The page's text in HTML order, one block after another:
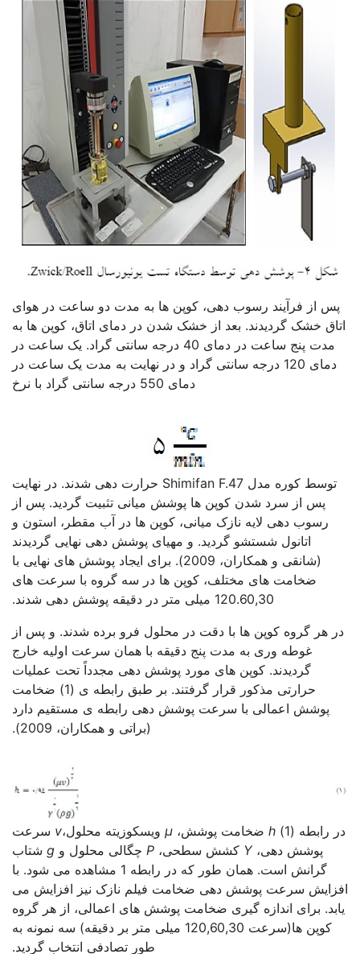
پس از فرآیند رسوب دهی، کوپن ها به مدت دو ساعت در هوای
اتاق خشک گردیدند. بعد از خشک شدن در دمای اتاق، کوپن ها به
مدت پنج ساعت در دمای 40 درجه سانتی گراد. یک ساعت در
دمای 120 درجه سانتی گراد و در نهایت به مدت یک ساعت در
دمای 550 درجه سانتی گراد با نرخ
توسط کوره مدل Shimifan F.47 حرارت دهی شدند. در نهایت
پس از سرد شدن کوپن ها پوشش میانی تثبیت گردید. پس از
رسوب دهی لایه نازک میانی، کوپن ها در آب مقطر، استون و
اتانول شستشو گردید. و مهیای پوشش دهی نهایی گردیدند
(شانقی و همکاران، 2009). برای ایجاد پوشش های نهایی با
ضخامت های مختلف، کوپن ها در سه گروه با سرعت های
120.60,30 میلی متر در دقیقه پوشش دهی شدند.
در هر گروه کوپن ها با دقت در محلول فرو برده شدند. و پس از
غوطه وری به مدت پنج دقیقه با همان سرعت اولیه خارج
گردیدند. کوپن های مورد پوشش دهی مجدداً تحت عملیات
حرارتی مذکور قرار گرفتند. بر طبق رابطه ی (1) ضخامت
پوشش اعمالی با سرعت پوشش دهی رابطه ی مستقیم دارد
(براتی و همکاران، 2009).
در رابطه (1) h ضخامت پوشش، μ ویسکوزیته محلول،v سرعت
پوشش دهی،Y کشش سطحی، P چگالی محلول و g شتاب
گرانش است. همان طور که در رابطه 1 مشاهده می شود. با
افزایش سرعت پوشش دهی ضخامت فیلم نازک نیز افزایش می
یابد. برای اندازه گیری ضخامت پوشش های اعمالی، از هر گروه
کوپن ها(سرعت 120,60,30 میلی متر بر دقیقه) سه نمونه به
طور تصادفی انتخاب گردید.